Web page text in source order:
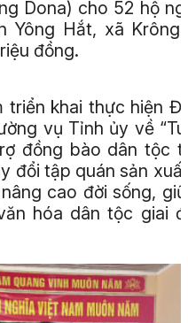
Dona) cho 52 hộ
Yông Hắt, xã Krông
đồng.
triển khai thực hiện
vụ Tỉnh ủy về
đồng bào dân tộc
đổi tập quán sản
cao đời sống,
hóa dân tộc giai